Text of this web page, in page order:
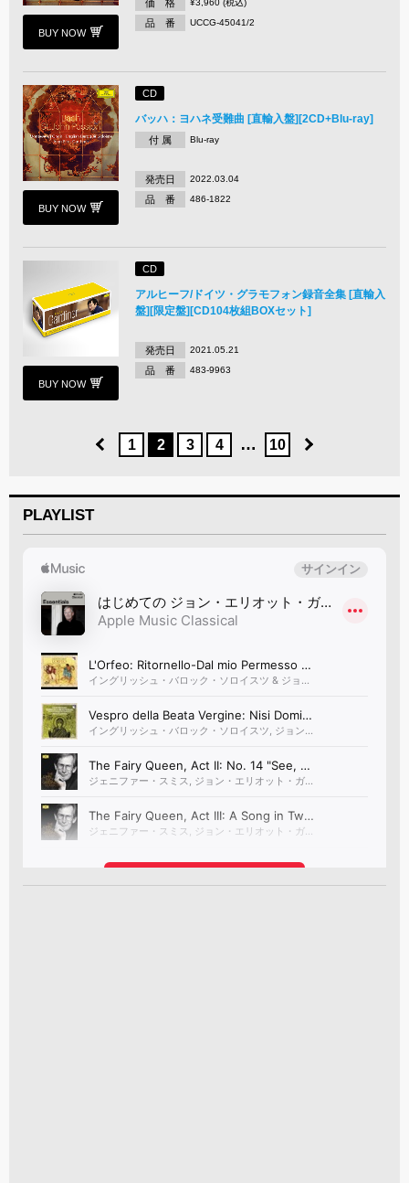
BUY NOW
価 格 ¥3,960 (税込)
品 番 UCCG-45041/2
BUY NOW
CD
バッハ：ヨハネ受難曲 [直輸入盤][2CD+Blu-ray]
付 属 Blu-ray
発売日 2022.03.04
品 番 486-1822
BUY NOW
CD
アルヒーフ/ドイツ・グラモフォン録音全集 [直輸入
盤][限定盤][CD104枚組BOXセット]
発売日 2021.05.21
品 番 483-9963
1 2 3 4 … 10
PLAYLIST